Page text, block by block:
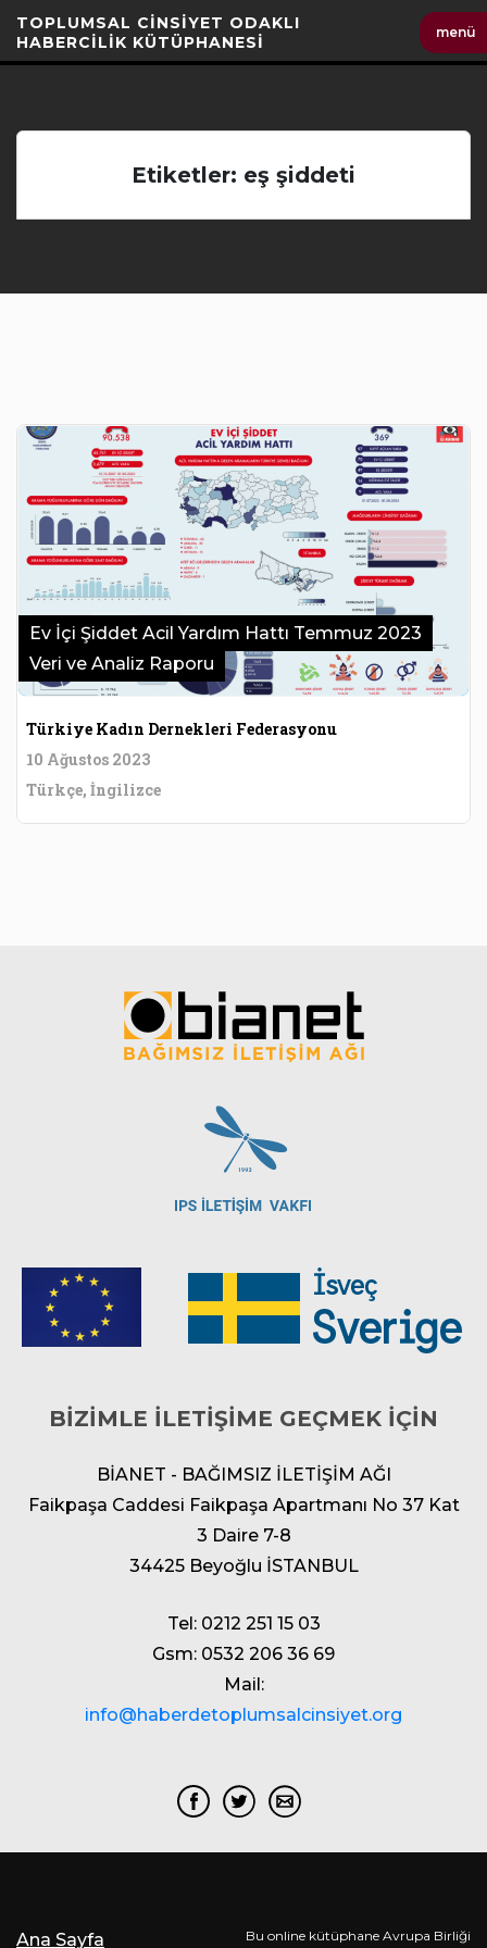
Geç
TOPLUMSAL CİNSİYET ODAKLI
HABERCİLİK KÜTÜPHANESİ
menü
Etiketler: eş şiddeti
Ev İçi Şiddet Acil Yardım Hattı Temmuz 2023
Veri ve Analiz Raporu
Türkiye Kadın Dernekleri Federasyonu
10 Ağustos 2023
Türkçe, İngilizce
BİZİMLE İLETİŞİME GEÇMEK İÇİN
BİANET - BAĞIMSIZ İLETİŞİM AĞI
Faikpaşa Caddesi Faikpaşa Apartmanı No 37 Kat
3 Daire 7-8
34425 Beyoğlu İSTANBUL
Tel: 0212 251 15 03
Gsm: 0532 206 36 69
Mail:
info@haberdetoplumsalcinsiyet.org
Ana Sayfa Bu online kütüphane Avrupa Birliği